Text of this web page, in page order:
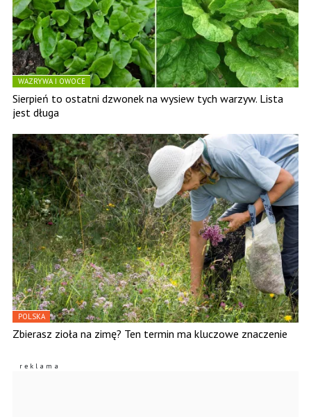
WAZRYWA I OWOCE
Sierpień to ostatni dzwonek na wysiew tych warzyw. Lista
jest długa
POLSKA
Zbierasz zioła na zimę? Ten termin ma kluczowe znaczenie